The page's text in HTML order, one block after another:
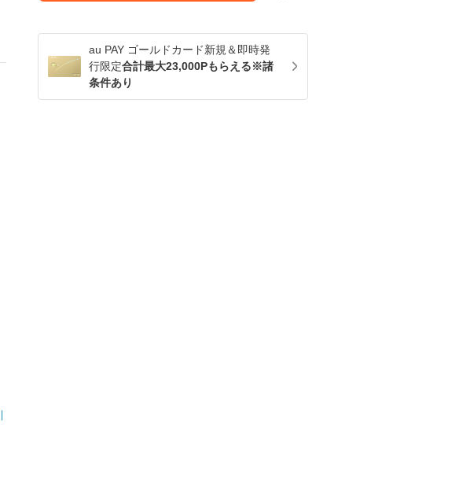
au PAY ゴールドカード新規＆即時発
行限定合計最大23,000Pもらえる※諸
条件あり